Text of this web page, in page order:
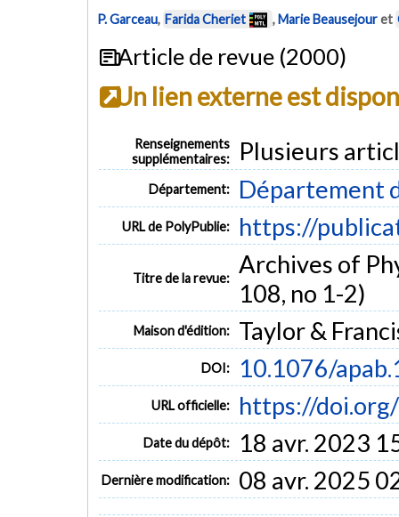
P. Garceau, Farida Cheriet ,Marie Beausejouret
Article de revue (2000)
Un lien externe est
Renseignements
supplémentaires:
Plusieurs
Département: Département
URL de PolyPublie: https://
Titre de la revue: Archives of
108, no 1-2)
Maison d'édition: Taylor &
DOI: 10.1076/
URL officielle: https://
Date du dépôt: 18 avr. 2023
Dernière modification: 08 avr. 2025